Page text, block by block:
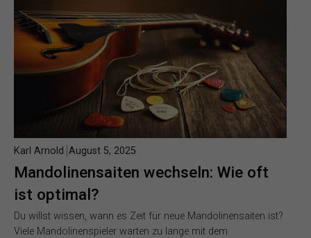
Mandolinensaiten wechseln: Wie oft
ist optimal?
Karl Arnold August 5, 2025
Du willst wissen, wann es Zeit für neue Mandolinensaiten ist?
Viele Mandolinenspieler warten zu lange mit dem